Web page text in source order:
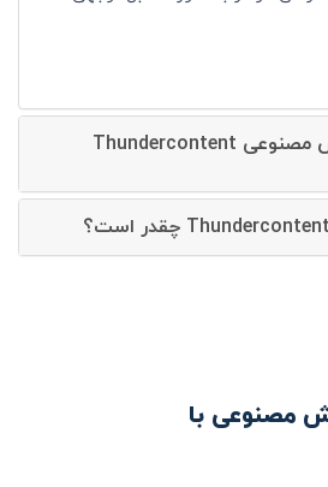
مزایای استفاده از هوش مصنوعی Thundercontent
مصنوعی با